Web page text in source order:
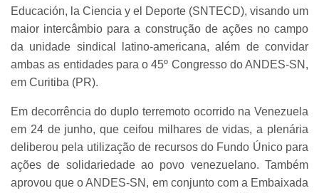
Educación, la Ciencia y el Deporte (SNTECD), visando um
maior intercâmbio para a construção de ações no campo
da unidade sindical latino-americana, além de convidar
ambas as entidades para o 45º Congresso do ANDES-SN,
em Curitiba (PR).
Em decorrência do duplo terremoto ocorrido na Venezuela
em 24 de junho, que ceifou milhares de vidas, a plenária
deliberou pela utilização de recursos do Fundo Único para
ações de solidariedade ao povo venezuelano. Também
aprovou que o ANDES-SN, em conjunto com a Embaixada